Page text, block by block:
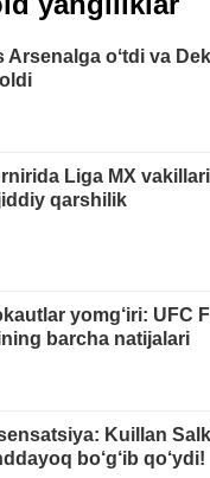
Arsenalga oʻtdi va
Liga MX vakillari
qarshilik
yomg‘iri: UFC
barcha natijalari
Kuillan
bo‘g‘ib qo‘ydi!